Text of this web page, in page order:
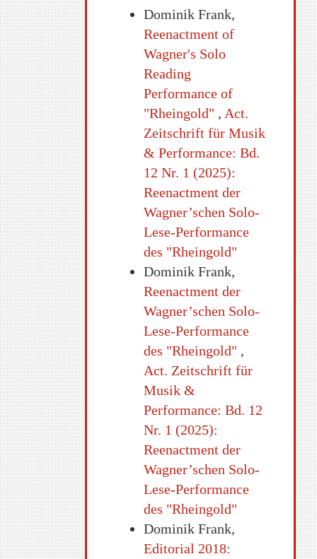
Dominik Frank,
Reenactment of
Wagner's Solo
Reading
Performance of
"Rheingold" , Act.
Zeitschrift für Musik
& Performance: Bd.
12 Nr. 1 (2025):
Reenactment der
Wagner’schen Solo-
Lese-Performance
des "Rheingold"
Dominik Frank,
Reenactment der
Wagner’schen Solo-
Lese-Performance
des "Rheingold" ,
Act. Zeitschrift für
Musik &
Performance: Bd. 12
Nr. 1 (2025):
Reenactment der
Wagner’schen Solo-
Lese-Performance
des "Rheingold"
Dominik Frank,
Editorial 2018: